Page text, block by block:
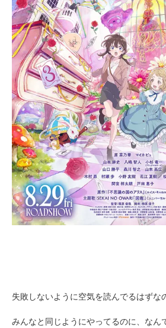
失敗しないように空気を読んでるはずな
みんなと同じようにやってるのに、なん